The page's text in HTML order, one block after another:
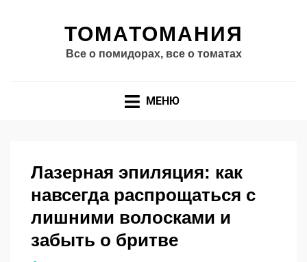
ТОМАТОМАНИЯ
Все о помидорах, все о томатах
МЕНЮ
Лазерная эпиляция: как
навсегда распрощаться с
лишними волосками и
забыть о бритве